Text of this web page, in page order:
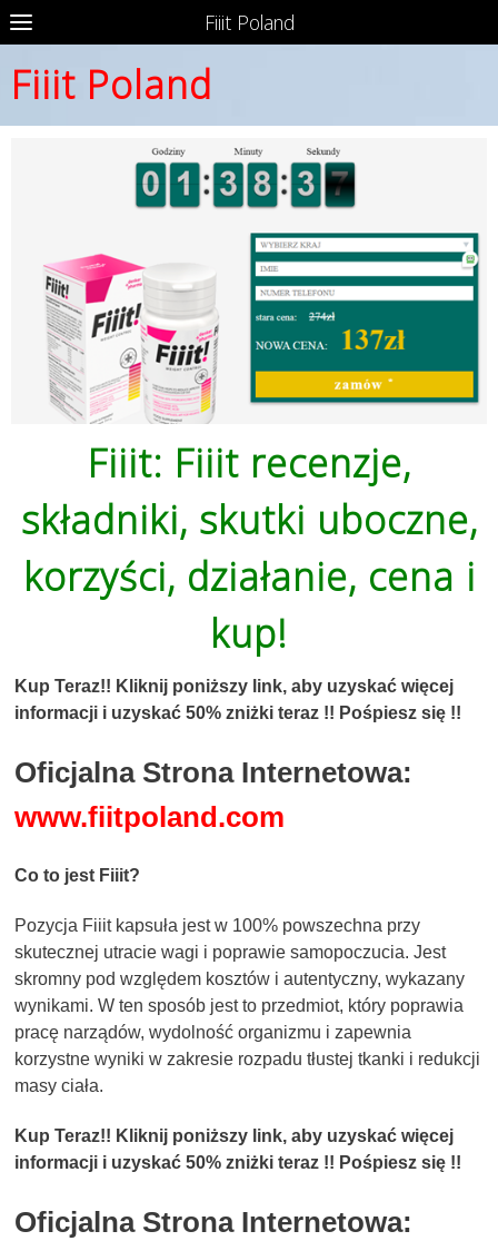
Fiiit Poland
Fiiit Poland
Fiiit: Fiiit recenzje,
składniki, skutki uboczne,
korzyści, działanie, cena i
kup!
Kup Teraz!! Kliknij poniższy link, aby uzyskać więcej
informacji i uzyskać 50% zniżki teraz !! Pośpiesz się !!
Oficjalna Strona Internetowa:
www.fiitpoland.com
Co to jest Fiiit?
Pozycja Fiiit kapsuła jest w 100% powszechna przy
skutecznej utracie wagi i poprawie samopoczucia. Jest
skromny pod względem kosztów i autentyczny, wykazany
wynikami. W ten sposób jest to przedmiot, który poprawia
pracę narządów, wydolność organizmu i zapewnia
korzystne wyniki w zakresie rozpadu tłustej tkanki i redukcji
masy ciała.
Kup Teraz!! Kliknij poniższy link, aby uzyskać więcej
informacji i uzyskać 50% zniżki teraz !! Pośpiesz się !!
Oficjalna Strona Internetowa: